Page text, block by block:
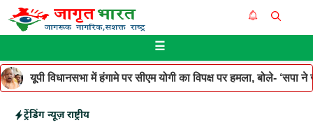
Skip
to
☰
यूपी विधानसभा में हंगामे पर सीएम योगी का विपक्ष पर हमला, बोले- ‘सपा ने
ट्रेंडिंग न्यूज़ राष्ट्रीय